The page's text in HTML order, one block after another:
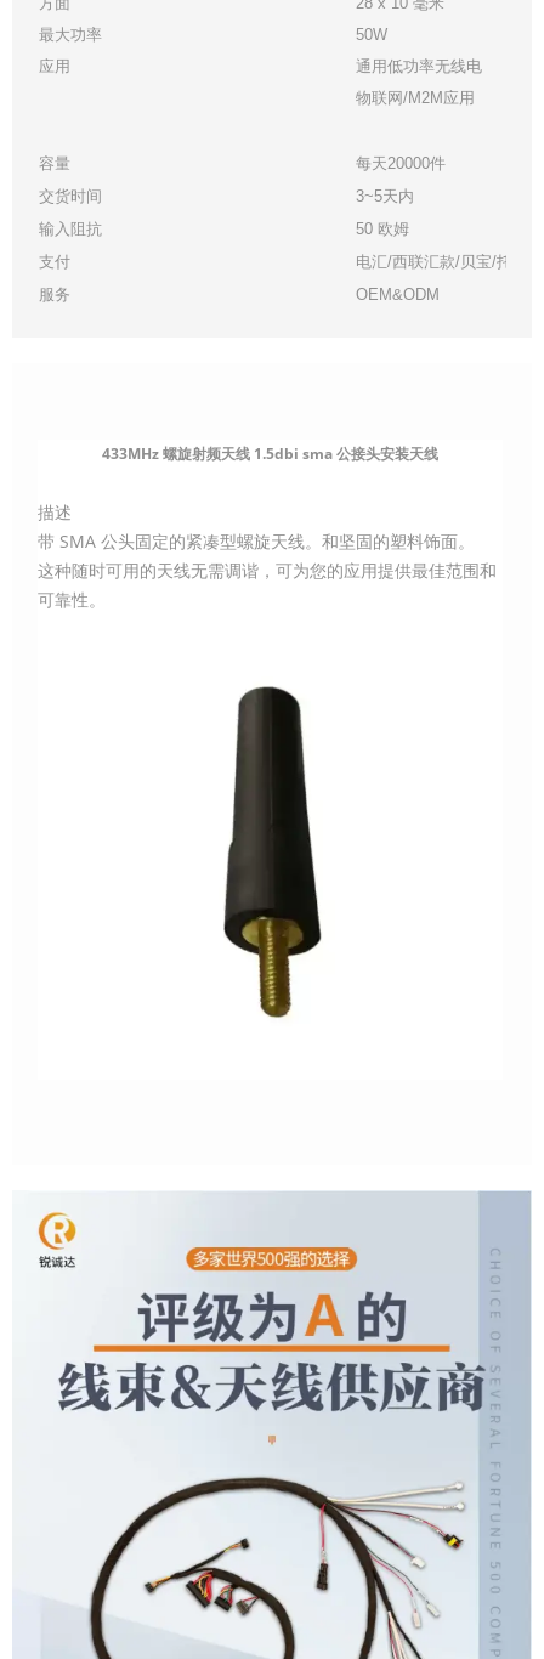
最大功率
50W
应用
通用低功率无线电
物联网/M2M应用
容量
每天20000件
交货时间
3~5天内
输入阻抗
50 欧姆
支付
电汇/西联汇款/贝宝/托管
服务
OEM&ODM
433MHz 螺旋射频天线 1.5dbi sma 公接头安装天线
描述
带 SMA 公头固定的紧凑型螺旋天线。和坚固的塑料饰面。
这种随时可用的天线无需调谐，可为您的应用提供最佳范围和
可靠性。